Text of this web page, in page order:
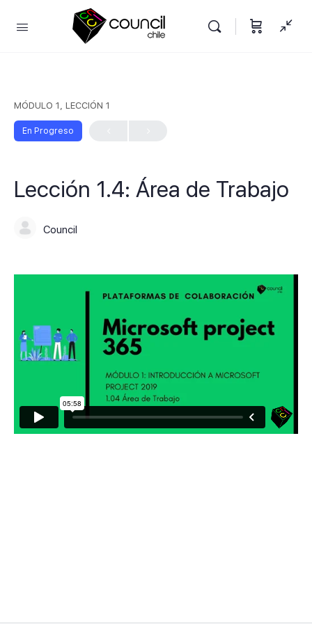
MÓDULO 1, LECCIÓN 1
En Progreso
Lección 1.4: Área de Trabajo
Council